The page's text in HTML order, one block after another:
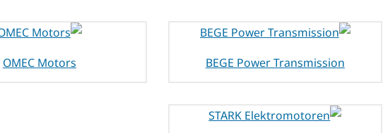
BEGE Power Transmission
OMEC Motors